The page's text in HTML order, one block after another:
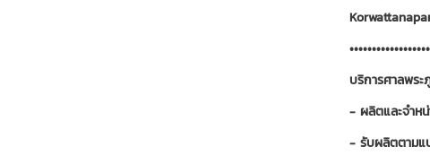
บริการศาลพร
- ผลิตและจำหน่
- รับผลิตตาม